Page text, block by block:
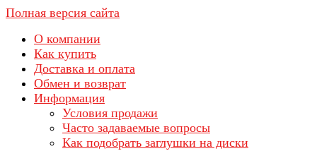
Полная версия сайта
О компании
Как купить
Доставка и оплата
Обмен и возврат
Информация
Условия продажи
Часто задаваемые вопросы
Как подобрать заглушки на диски